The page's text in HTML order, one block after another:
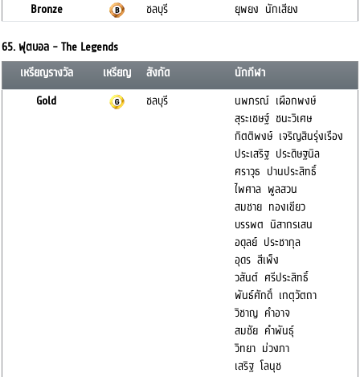
Bronze
ชลบุรี ยุพยง นักเสียง
65. ฟุตบอล - The Legends
เหรียญรางวัล
เหรียญ สังกัด
นักกีฬา
Gold
ชลบุรี
นพภรณ์ เผือกพงษ์
สุระเชษฐ์ ชนะวิเศษ
กิตติพงษ์ เจริญสินรุ่งเรือง
ประเสริฐ ประดิษฐนิล
ศราวุธ ปานประสิทธิ์
ไพศาล พูลสวน
สมชาย ทองเขียว
บรรพต นิสากรเสน
อดุลย์ ประชากุล
อุดร สีเพ็ง
วสันต์ ศรีประสิทธิ์
พันธ์ศักดิ์ เกตุวัตถา
วิชาญ คำอาจ
สมชัย คำพันธุ์
วิทยา ม่วงภา
เสริฐ โลนุช